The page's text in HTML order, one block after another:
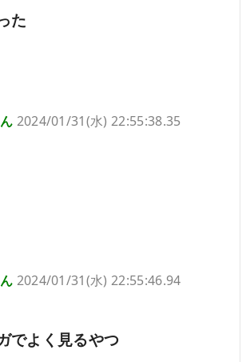
た
2024/01/31(水) 22:55:38.35
2024/01/31(水) 22:55:46.94
でよく見るやつ